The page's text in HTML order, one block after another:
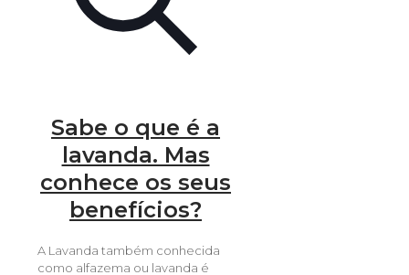
Sabe o que é a
lavanda. Mas
conhece os seus
benefícios?
A Lavanda também conhecida
como alfazema ou lavanda é